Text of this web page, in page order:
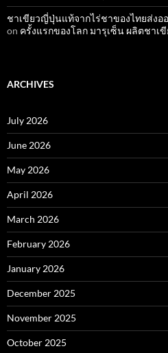
ชาเขียวญี่ปุ่นแท้จากไร่ชาของไทยส่งอ
on ครั้งแรกของโลก มารุเซ็น ผลิตชา
ARCHIVES
July 2026
June 2026
May 2026
April 2026
March 2026
February 2026
January 2026
December 2025
November 2025
October 2025